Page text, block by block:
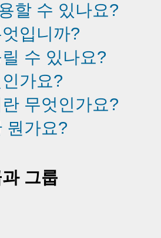
할 수 있나요?
입니까?
수 있나요?
가요?
무엇인가요?
뭔가요?
그룹